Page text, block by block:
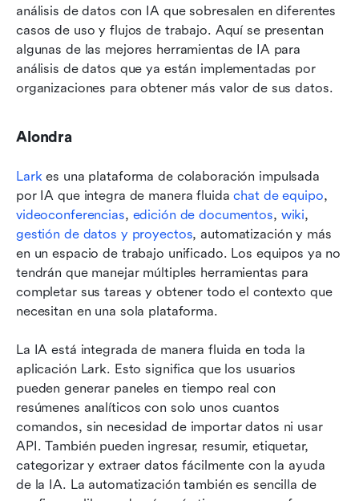
análisis de datos con IA que sobresalen en diferentes
casos de uso y flujos de trabajo. Aquí se presentan
algunas de las mejores herramientas de IA para
análisis de datos que ya están implementadas por
organizaciones para obtener más valor de sus datos.
Alondra
Lark es una plataforma de colaboración impulsada
por IA que integra de manera fluida chat de equipo
videoconferencias, edición de documentos, wiki
gestión de datos y proyectos, automatización y más
en un espacio de trabajo unificado. Los equipos ya no
tendrán que manejar múltiples herramientas para
completar sus tareas y obtener todo el contexto que
necesitan en una sola plataforma.
La IA está integrada de manera fluida en toda la
aplicación Lark. Esto significa que los usuarios
pueden generar paneles en tiempo real con
resúmenes analíticos con solo unos cuantos
comandos, sin necesidad de importar datos ni usar
API. También pueden ingresar, resumir, etiquetar,
categorizar y extraer datos fácilmente con la ayuda
de la IA. La automatización también es sencilla de